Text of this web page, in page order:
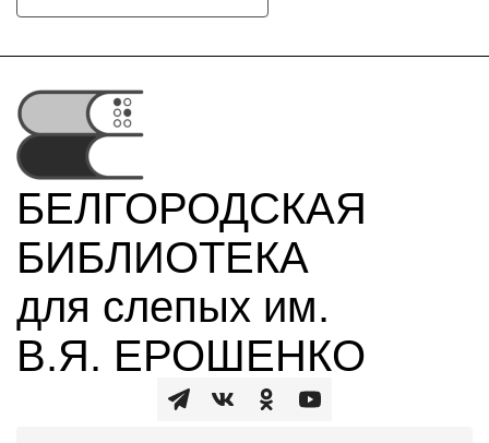
БЕЛГОРОДСКАЯ
БИБЛИОТЕКА
для слепых им.
В.Я. ЕРОШЕНКО